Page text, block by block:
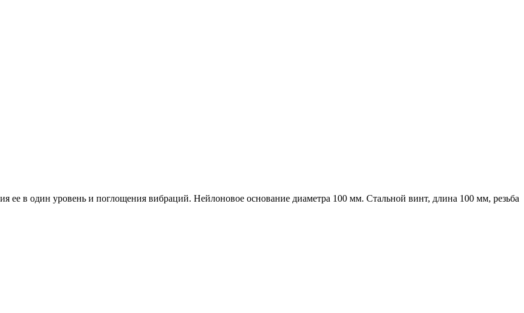
ее в один уровень и поглощения вибраций. Нейлоновое основание диаметра 100 мм. Стальной винт, длина 100 мм, резьба